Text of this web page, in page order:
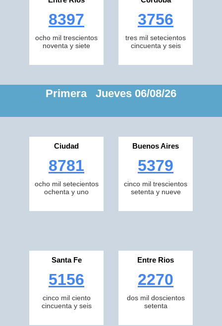
8397
ocho mil trescientos
noventa y siete
3756
tres mil setecientos
cincuenta y seis
Primera Jueves 06/08/26
Ciudad
8781
ocho mil setecientos
ochenta y uno
Buenos Aires
5379
cinco mil trescientos
setenta y nueve
Santa Fe
5156
cinco mil ciento
cincuenta y seis
Entre Rios
2270
dos mil doscientos
setenta